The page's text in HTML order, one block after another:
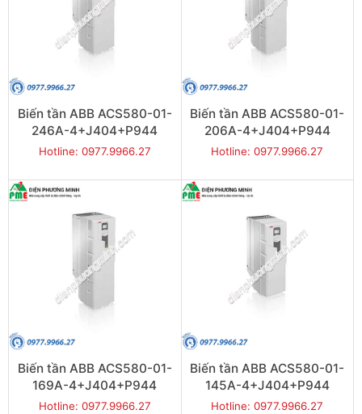
Biến tần ABB ACS580-01-
246A-4+J404+P944
132kW 3P
Hotline: 0977.9966.27
Biến tần ABB ACS580-01-
206A-4+J404+P944
110kW 3P
Hotline: 0977.9966.27
Biến tần ABB ACS580-01-
169A-4+J404+P944
90kW 3P
Hotline: 0977.9966.27
Biến tần ABB ACS580-01-
145A-4+J404+P944
75kW 3P
Hotline: 0977.9966.27